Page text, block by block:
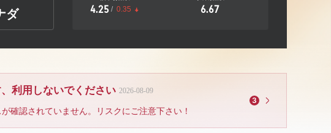
ダ 4.25 / 0.35 6.67
利用しないでください 2026-08-09
確認されていません。リスクにご注意下さい！
3